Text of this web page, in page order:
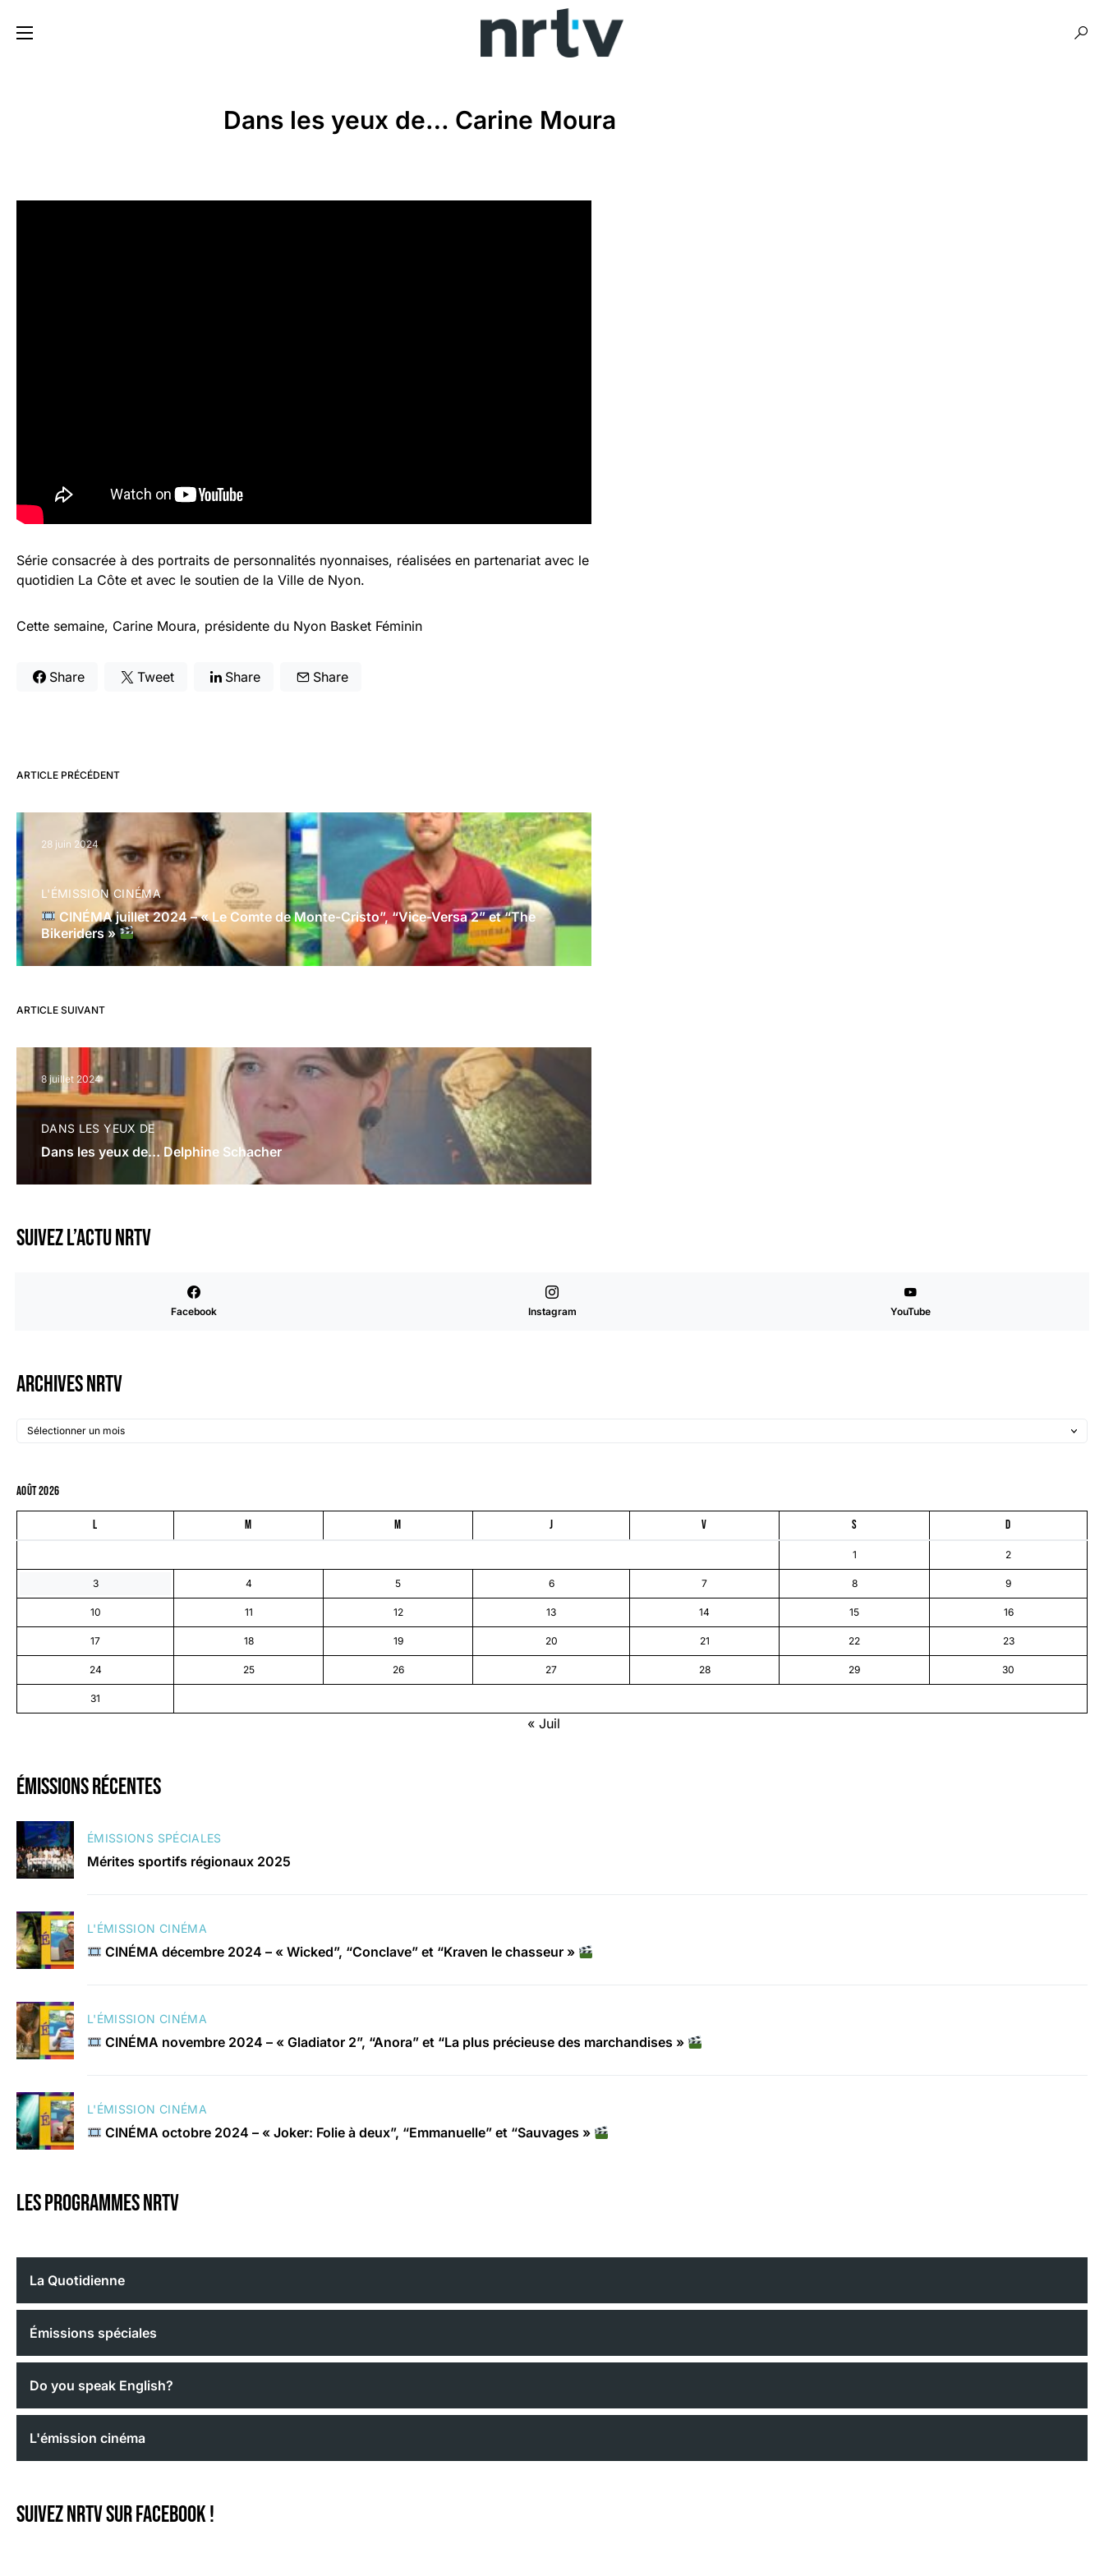
Dans les yeux de… Carine Moura
Série consacrée à des portraits de personnalités nyonnaises, réalisées en partenariat avec le
quotidien La Côte et avec le soutien de la Ville de Nyon.
Cette semaine, Carine Moura, présidente du Nyon Basket Féminin
Share Tweet Share Share
ARTICLE PRÉCÉDENT
28 juin 2024
L'ÉMISSION CINÉMA
CINÉMA juillet 2024 – « Le Comte de Monte-Cristo”, “Vice-Versa 2” et “The
Bikeriders »
ARTICLE SUIVANT
8 juillet 2024
DANS LES YEUX DE
Dans les yeux de… Delphine Schacher
Suivez l’actu NRTV
Facebook Instagram YouTube
Archives NRTV
août 2026
L M M J V S D
1 2
3 4 5 6 7 8 9
10 11 12 13 14 15 16
17 18 19 20 21 22 23
24 25 26 27 28 29 30
31
« Juil
émissions récentes
ÉMISSIONS SPÉCIALES
Mérites sportifs régionaux 2025
L'ÉMISSION CINÉMA
CINÉMA décembre 2024 – « Wicked”, “Conclave” et “Kraven le chasseur »
L'ÉMISSION CINÉMA
CINÉMA novembre 2024 – « Gladiator 2”, “Anora” et “La plus précieuse des marchandises »
L'ÉMISSION CINÉMA
CINÉMA octobre 2024 – « Joker: Folie à deux”, “Emmanuelle” et “Sauvages »
Les programmes nrtv
La Quotidienne
Émissions spéciales
Do you speak English?
L'émission cinéma
Suivez NRTV sur Facebook !